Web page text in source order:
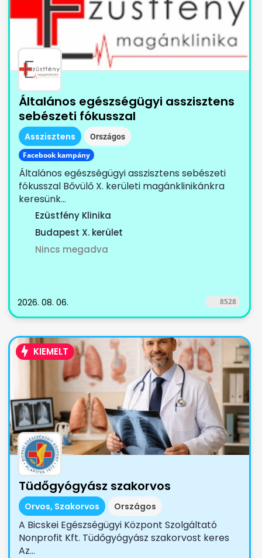
Általános egészségügyi asszisztens
sebészeti fókusszal
Asszisztens Országos
Facebook kampány
Általános egészségügyi asszisztens sebészeti
fókusszal Bővülő X. kerületi magánklinikánkra
keresünk...
Ezüstfény Klinika
Budapest X. kerület
Nincs megadva
2026. 08. 06. 8528
KIEMELT
Tüdőgyógyász szakorvos
Orvos, Szakorvos Országos
A Bicskei Egészségügyi Központ Szolgáltató
Nonprofit Kft. Tüdőgyógyász szakorvost keres
Az...